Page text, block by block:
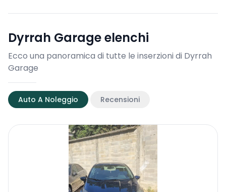
Dyrrah Garageelenchi
Ecco una panoramica di tutte le inserzioni di Dyrrah
Garage
Auto A Noleggio Recensioni